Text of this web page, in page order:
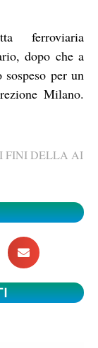
ferroviaria
dopo che a
per un
Milano.
FINI DELLA AI